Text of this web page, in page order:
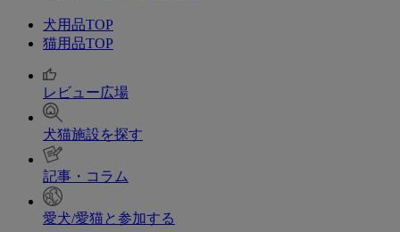
犬用品TOP
猫用品TOP
レビュー広場
犬猫施設を探す
記事・コラム
愛犬/愛猫と参加する